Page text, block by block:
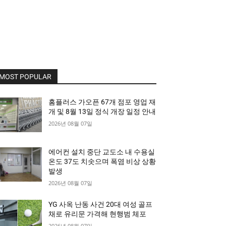
POPULAR
홈플러스 가오픈 67개 점포 영업 재
개 및 8월 13일 정식 개장 일정 안내
2026년 08월 07일
에어컨 설치 중단 교도소 내 수용실
온도 37도 치솟으며 폭염 비상 상황
발생
2026년 08월 07일
YG 사옥 난동 사건 20대 여성 골프
채로 유리문 가격해 현행범 체포